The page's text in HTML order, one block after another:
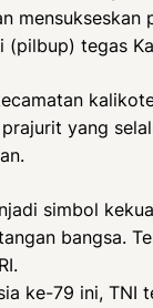
(pilbup) tegas
yang
simbol
bangsa.
ke-79 ini, TNI